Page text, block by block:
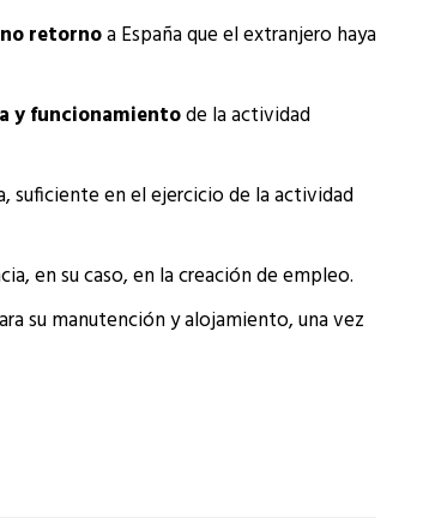
retornoa España que el extranjero haya
y funcionamientode la actividad
suficiente en el ejercicio de la actividad
en su caso, en la creación de empleo.
su manutención y alojamiento, una vez